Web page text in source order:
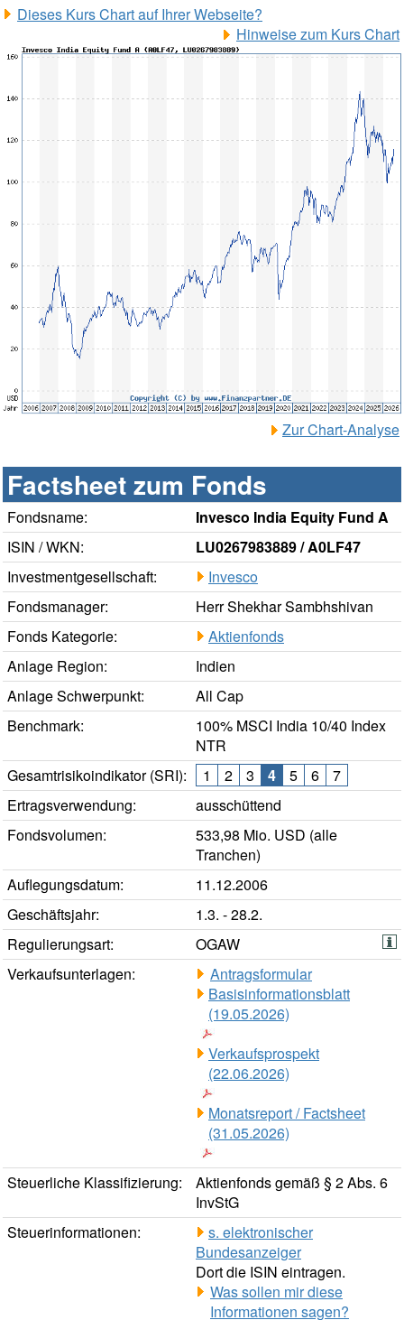
Dieses Kurs Chart auf Ihrer Webseite?
Hinweise zum Kurs Chart
Zur Chart-Analyse
Factsheet zum Fonds
Fondsname:
Invesco India Equity Fund A
ISIN / WKN:
LU0267983889 / A0LF47
Investmentgesellschaft:
Invesco
Fondsmanager:
Herr Shekhar Sambhshivan
Fonds Kategorie:
Aktienfonds
Anlage Region:
Indien
Anlage Schwerpunkt:
All Cap
Benchmark:
100% MSCI India 10/40 Index
NTR
Gesamtrisikoindikator (SRI):
1 2 3 4 5 6
7
Ertragsverwendung:
ausschüttend
Fondsvolumen:
533,98 Mio. USD (alle
Tranchen)
Auflegungsdatum:
11.12.2006
Geschäftsjahr:
1.3. - 28.2.
Regulierungsart:
OGAW
Verkaufsunterlagen:
Antragsformular
Basisinformationsblatt
(19.05.2026)
Verkaufsprospekt
(22.06.2026)
Monatsreport / Factsheet
(31.05.2026)
Steuerliche Klassifizierung:
Aktienfonds gemäß § 2 Abs. 6
InvStG
Steuerinformationen:
s. elektronischer
Bundesanzeiger
Dort die ISIN eintragen.
Was sollen mir diese
Informationen sagen?